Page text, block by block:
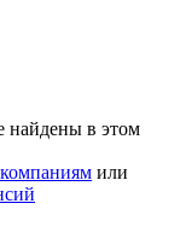
найдены в этом
или